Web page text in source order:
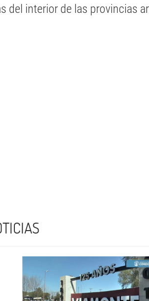
del interior de las provincias